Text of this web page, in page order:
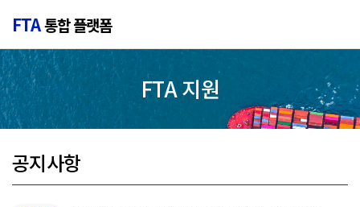
FTA통합 플랫폼
FTA 지원
공지사항